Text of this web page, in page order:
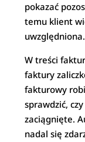
pokazać
temu klient
uwzględniona.
W treści
faktury
fakturowy
sprawdzić,
zaciągnięte.
nadal się